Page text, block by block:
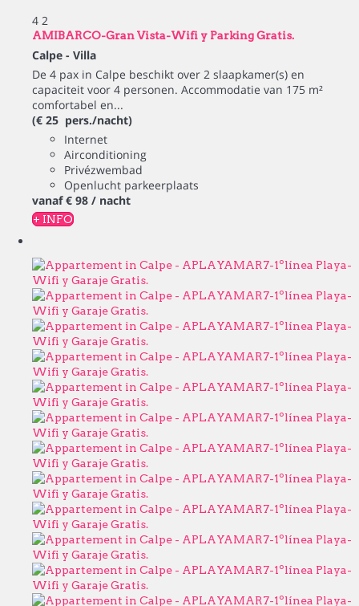
4 2
AMIBARCO-Gran Vista-Wifi y Parking Gratis.
Calpe - Villa
De 4 pax in Calpe beschikt over 2 slaapkamer(s) en
capaciteit voor 4 personen. Accommodatie van 175 m²
comfortabel en...
(€ 25 pers./nacht)
Internet
Airconditioning
Privézwembad
Openlucht parkeerplaats
vanaf € 98 / nacht
+ INFO